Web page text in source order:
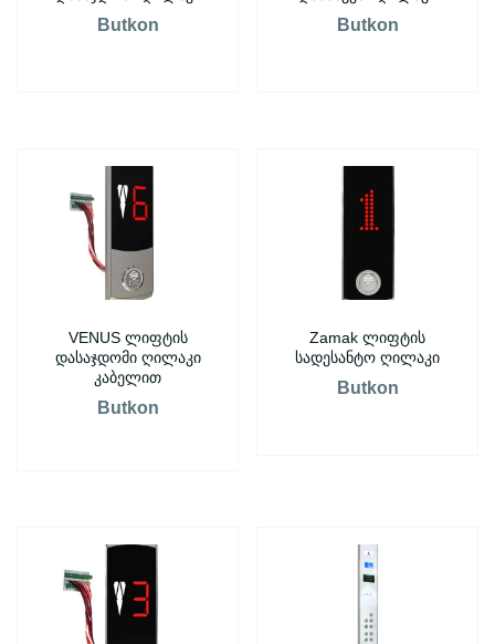
Butkon Butkon
VENUS ლიფტის
დასაჯდომი ღილაკი
კაბელით
Butkon
Zamak ლიფტის
სადესანტო ღილაკი
Butkon